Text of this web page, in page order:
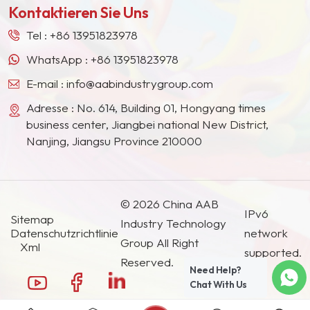
Südostasien, Japan, Südkorea und anderen
Ländern und Regionen geworden.
Kontaktieren Sie Uns
Tel : +86 13951823978
WhatsApp : +86 13951823978
E-mail : info@aabindustrygroup.com
Adresse : No. 614, Building 01, Hongyang times
business center, Jiangbei national New District,
Nanjing, Jiangsu Province 210000
Sitemap
Datenschutzrichtlinie
Xml
© 2026 China AAB
Industry Technology
Group All Right
Reserved.
IPv6
network
supported.
Need Help?
Chat With Us